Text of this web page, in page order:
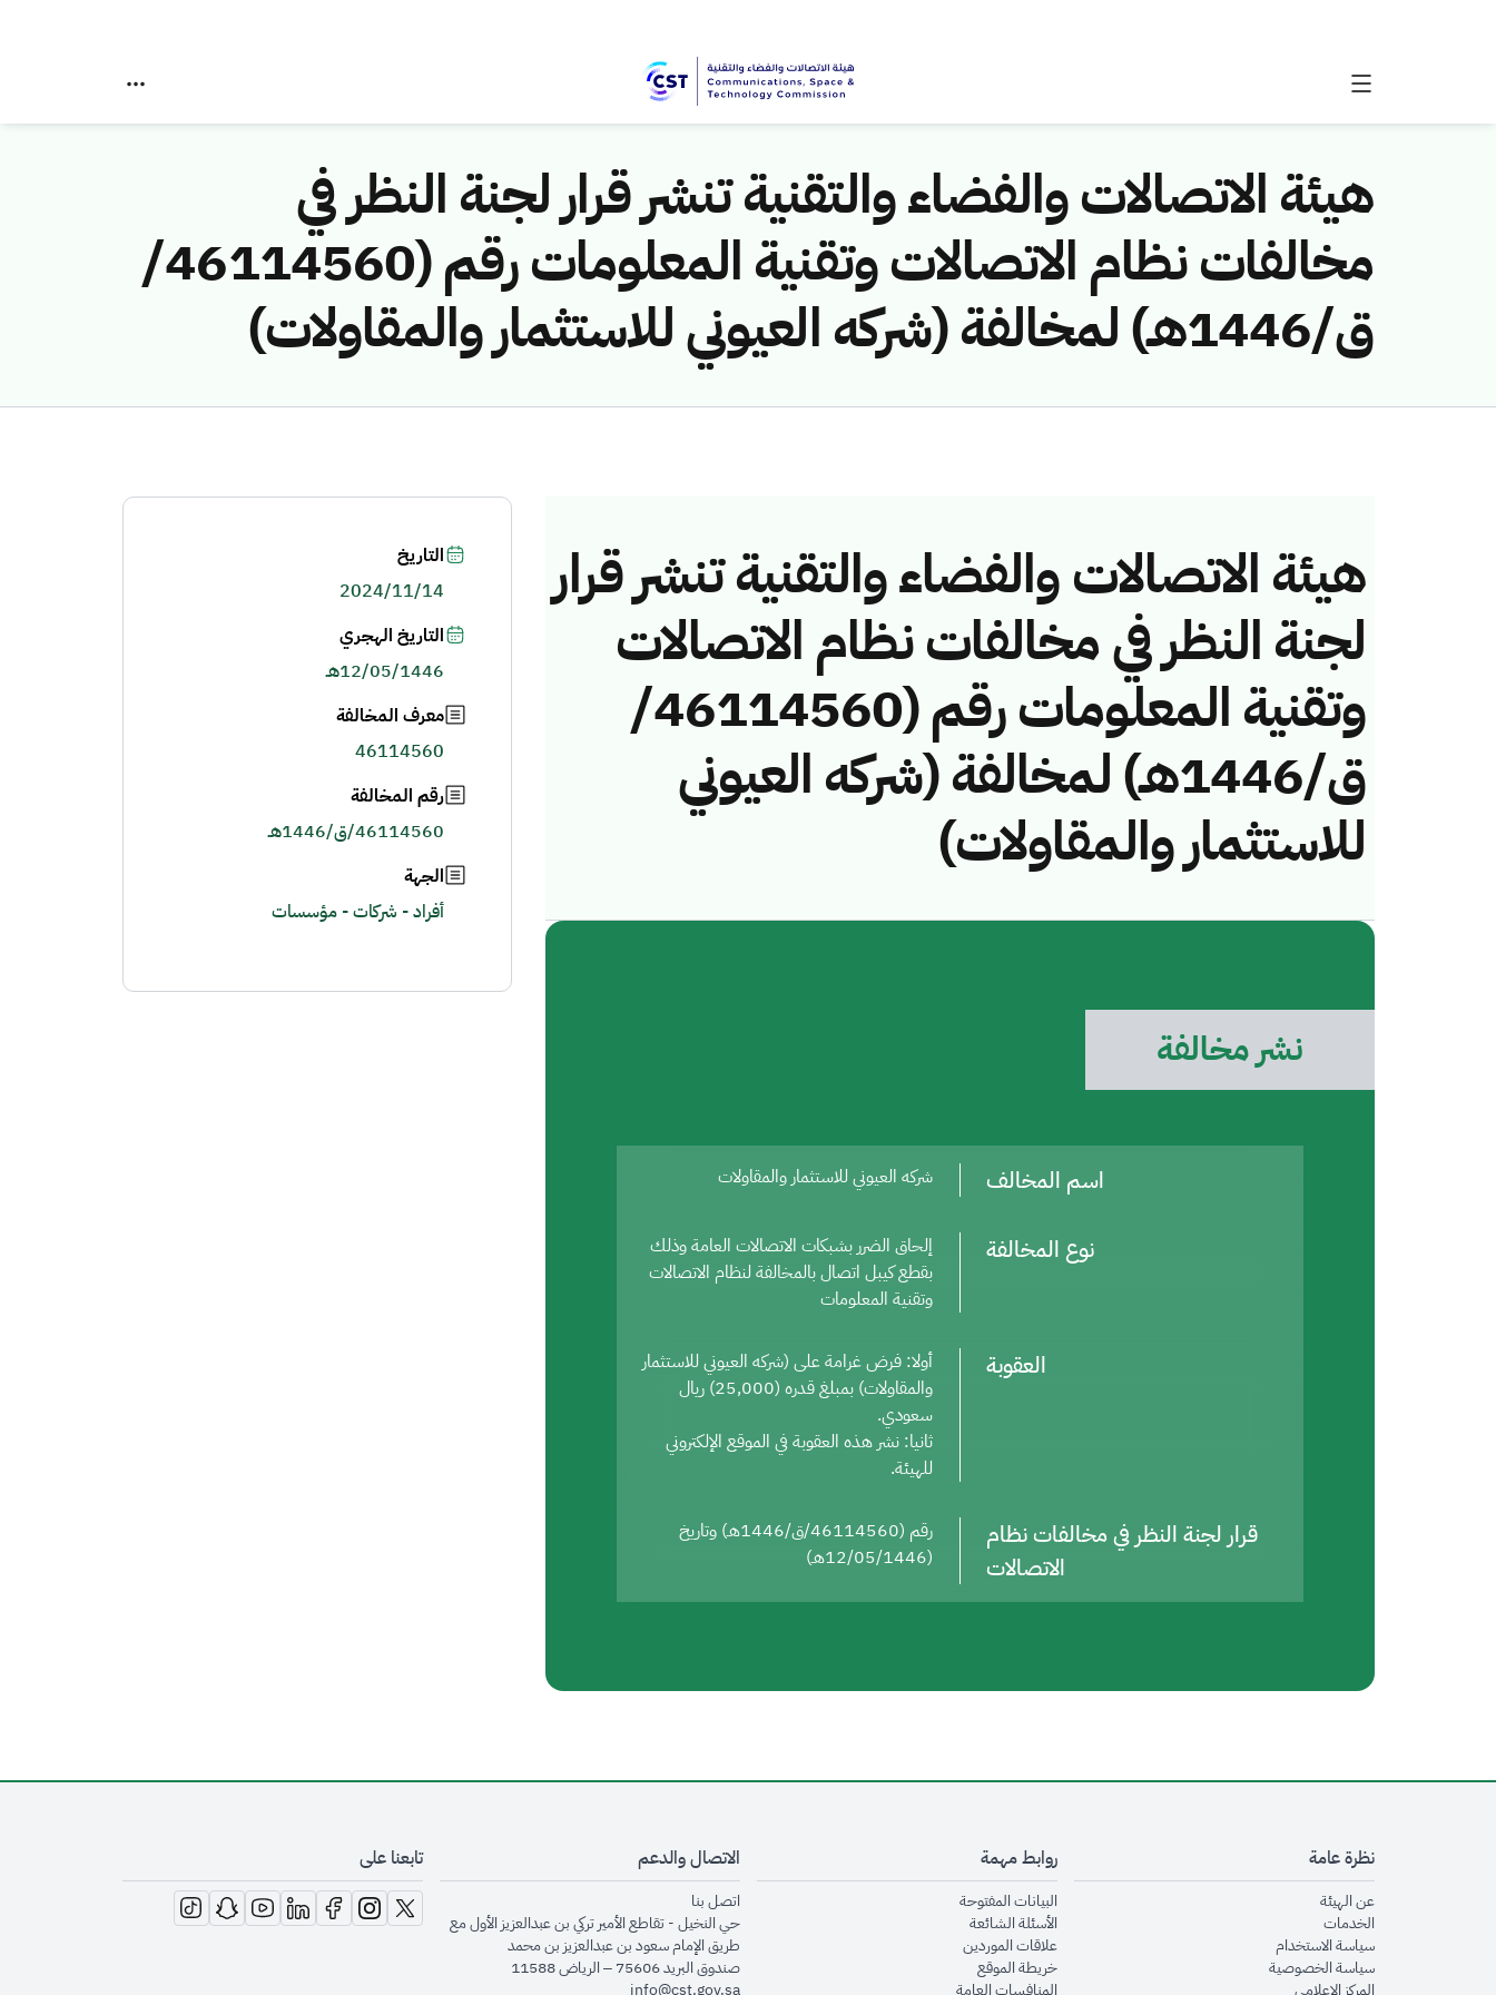
هيئة الاتصالات والفضاء والتقنية تنشر قرار لجنة النظر في
مخالفات نظام الاتصالات وتقنية المعلومات رقم (46114560/
ق/1446هـ) لمخالفة (شركه العيوني للاستثمار والمقاولات)
هيئة الاتصالات والفضاء والتقنية تنشر قرار
لجنة النظر في مخالفات نظام الاتصالات
وتقنية المعلومات رقم (46114560/
ق/1446هـ) لمخالفة (شركه العيوني
للاستثمار والمقاولات)
نشر مخالفة
اسم المخالف شركه العيوني للاستثمار والمقاولات
نوع المخالفة
إلحاق الضرر بشبكات الاتصالات العامة وذلك
بقطع كيبل اتصال بالمخالفة لنظام الاتصالات
وتقنية المعلومات
العقوبة
أولا: فرض غرامة على (شركه العيوني للاستثمار
والمقاولات) بمبلغ قدره (25,000) ريال
سعودي.
ثانيا: نشر هذه العقوبة في الموقع الإلكتروني
للهيئة.
قرار لجنة النظر في مخالفات نظام
الاتصالات
رقم (46114560/ق/1446هـ) وتاريخ
(12/05/1446هـ)
التاريخ
2024/11/14
التاريخ الهجري
12/05/1446هـ
معرف المخالفة
46114560
رقم المخالفة
46114560/ق/1446هـ
الجهة
أفراد - شركات - مؤسسات
نظرة عامة
عن الهيئةopens in new window
الخدماتopens in new window
سياسة الاستخدام
سياسة الخصوصيةopens in new window
المركز الإعلاميopens in new window
روابط مهمة
البيانات المفتوحةopens in new window
الأسئلة الشائعةopens in new window
علاقات الموردينopens in new window
خريطة الموقعopens in new window
المنافسات العامةopens in new window
الاتصال والدعم
اتصل بنا
حي النخيل - تقاطع الأمير تركي بن عبدالعزيز الأول مع
طريق الإمام سعود بن عبدالعزيز بن محمد
صندوق البريد 75606 – الرياض 11588
info@cst.gov.sa
تابعنا على
opens in new window
opens in new window
opens in new window
opens in new window
opens in new window
opens in new window
opens in new window